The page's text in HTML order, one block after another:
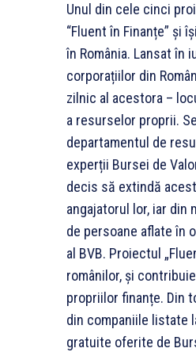
Unul din cele cinci
“Fluent în Finanțe” și
în România. Lansat în
corporațiilor din
zilnic al acestora –
a resurselor proprii.
departamentul de
experții Bursei de
decis să extindă
angajatorul lor, iar din
de persoane aflate în
al BVB. Proiectul
românilor, și
propriilor finanțe. Din
din companiile listate
gratuite oferite de